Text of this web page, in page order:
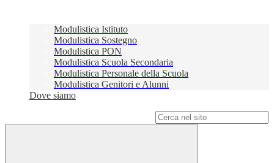
Modulistica Istituto
Modulistica Sostegno
Modulistica PON
Modulistica Scuola Secondaria
Modulistica Personale della Scuola
Modulistica Genitori e Alunni
Dove siamo